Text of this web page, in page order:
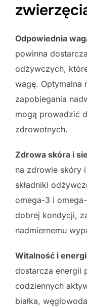
Odpowiednia
powinna
odżywczych,
wagę. Optymalna
zapobiegania
mogą prowadzić
zdrowotnych.
Zdrowa skóra i
na zdrowie skóry
składniki
omega-3 i
dobrej kondycji,
nadmiernemu
Witalność i
dostarcza energii
codziennych
białka,